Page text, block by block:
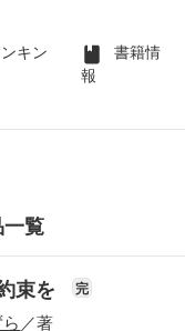
キン
書籍情
報
一覧
束を 完
／著